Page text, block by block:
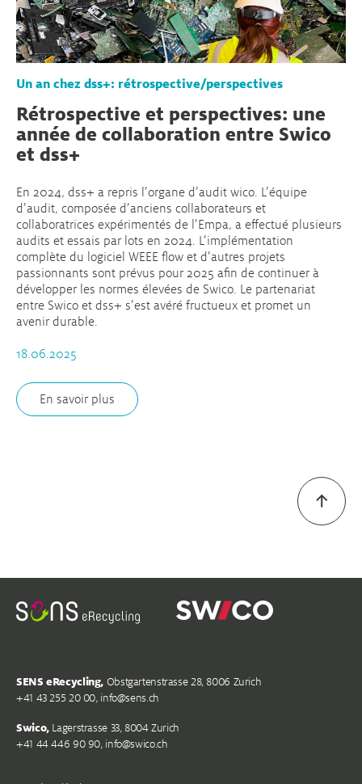
Un an chez dss+: rétrospective/perspectives
Rétrospective et perspectives: une
année de collaboration entre Swico
et dss+
En 2024, dss+ a repris l’organe d’audit wico. L’équipe
d’audit, composée d’anciens collaborateurs et
collaboratrices expérimentés de l’Empa, a effectué plusieurs
audits et essais par lots en 2024. L’implémentation
complète du logiciel WEEE flow et d’autres projets
passionnants sont prévus pour 2025 afin de continuer à
développer les normes élevées de Swico. Le partenariat
entre Swico et dss+ s’est avéré fructueux et promet un
avenir durable.
18.06.2025
En savoir plus
SENS eRecycling, Obstgartenstrasse 28, 8006 Zurich
+41 43 255 20 00, info@sens.ch
Swico,Lagerstrasse 33, 8004 Zurich
+41 44 446 90 90, info@swico.ch